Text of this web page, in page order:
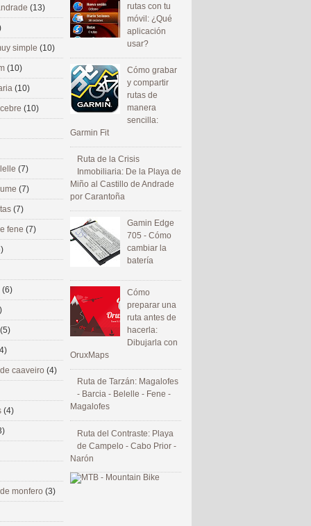
rutas con tu
móvil: ¿Qué
aplicación
usar?
Cómo grabar
y compartir
rutas de
manera
sencilla:
Garmin Fit
Ruta de la Crisis
Inmobiliaria: De la Playa de
Miño al Castillo de Andrade
por Carantoña
Gamin Edge
705 - Cómo
cambiar la
batería
Cómo
preparar una
ruta antes de
hacerla:
Dibujarla con
OruxMaps
Ruta de Tarzán: Magalofes
- Barcia - Belelle - Fene -
Magalofes
Ruta del Contraste: Playa
de Campelo - Cabo Prior -
Narón
(13)
simple (10)
(10)
(10)
(10)
(7)
(7)
(7)
fene (7)
(6)
(5)
caaveiro (4)
(4)
monfero (3)